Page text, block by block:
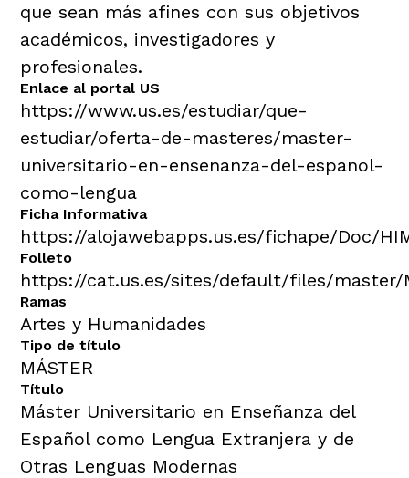
que sean más afines con sus objetivos
académicos, investigadores y
profesionales.
Enlace al portal US
https://www.us.es/estudiar/que-
estudiar/oferta-de-masteres/master-
universitario-en-ensenanza-del-espanol-
como-lengua
Ficha Informativa
https://alojawebapps.us.es/fichape/Doc/
Folleto
https://cat.us.es/sites/default/files/master/
Ramas
Artes y Humanidades
Tipo de título
MÁSTER
Título
Máster Universitario en Enseñanza del
Español como Lengua Extranjera y de
Otras Lenguas Modernas